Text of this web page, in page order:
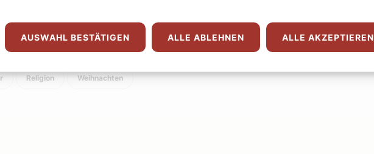
Religion Weihnachten
AUSWAHL BESTÄTIGEN ALLE ABLEHNEN ALLE AKZEPTIEREN